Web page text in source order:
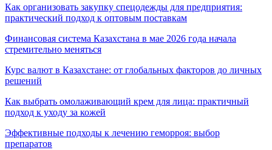
Как организовать закупку спецодежды для предприятия:
практический подход к оптовым поставкам
Финансовая система Казахстана в мае 2026 года начала
стремительно меняться
Курс валют в Казахстане: от глобальных факторов до личных
решений
Как выбрать омолаживающий крем для лица: практичный
подход к уходу за кожей
Эффективные подходы к лечению геморроя: выбор
препаратов